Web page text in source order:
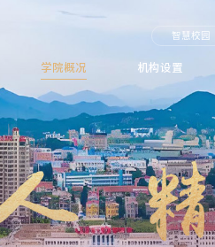
智慧校园
学院概况 机构设置